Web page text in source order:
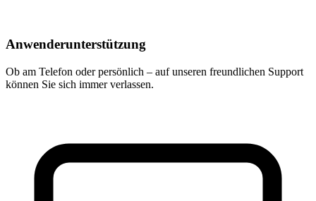
Anwenderunterstützung
Ob am Telefon oder persönlich – auf unseren freundlichen Support
können Sie sich immer verlassen.